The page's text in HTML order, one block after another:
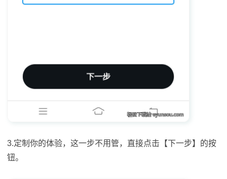
3.定制你的体验，这一步不用管，直接点击【下一步】的按
钮。